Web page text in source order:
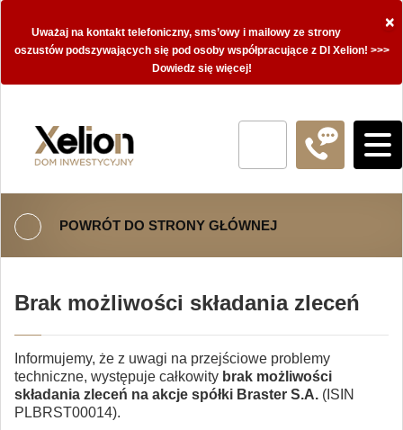
×
Uważaj na kontakt telefoniczny, sms’owy i mailowy ze strony
oszustów podszywających się pod osoby współpracujące z DI Xelion! >>>
Dowiedz się więcej!
POWRÓT DO STRONY GŁÓWNEJ
Brak możliwości składania zleceń
Informujemy, że z uwagi na przejściowe problemy
techniczne, występuje całkowity brak możliwości
składania zleceń na akcje spółki Braster S.A. (ISIN
PLBRST00014).